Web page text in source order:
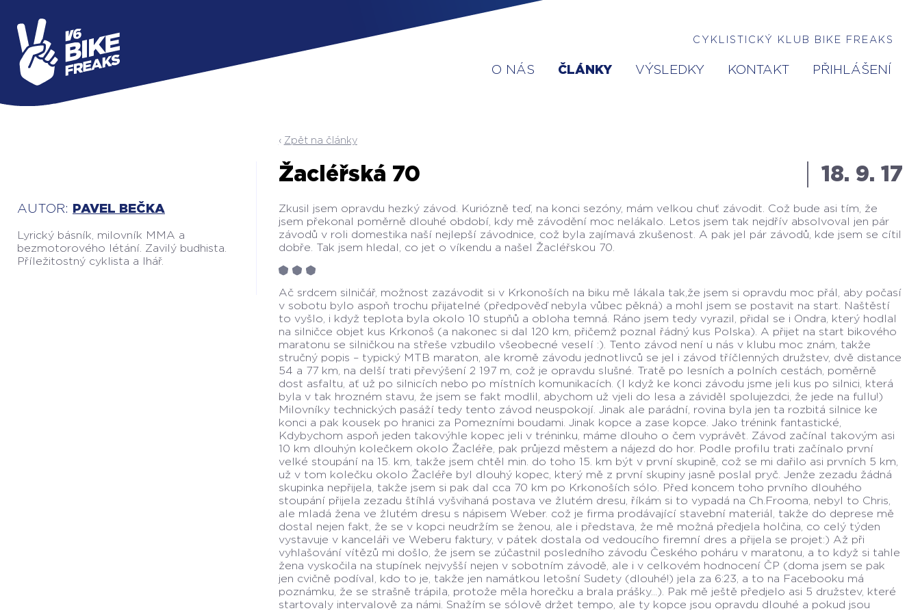
CYKLISTICKÝ KLUB BIKE FREAKS
O NÁS ČLÁNKY VÝSLEDKY KONTAKT PŘIHLÁŠENÍ
Zpět na články
18. 9. 17
Žacléřská 70
Zkusil jsem opravdu hezký závod. Kuriózně teď, na konci sezóny, mám velkou chuť závodit. Což bude asi tím, že
jsem překonal poměrně dlouhé období, kdy mě závodění moc nelákalo. Letos jsem tak nejdřív absolvoval jen pár
závodů v roli domestika naší nejlepší závodnice, což byla zajímavá zkušenost. A pak jel pár závodů, kde jsem se cítil
dobře. Tak jsem hledal, co jet o víkendu a našel Žacléřskou 70.
Ač srdcem silničář, možnost zazávodit si v Krkonoších na biku mě lákala tak,že jsem si opravdu moc přál, aby počasí
v sobotu bylo aspoň trochu přijatelné (předpověď nebyla vůbec pěkná) a mohl jsem se postavit na start. Naštěstí
to vyšlo, i když teplota byla okolo 10 stupňů a obloha temná. Ráno jsem tedy vyrazil, přidal se i Ondra, který hodlal
na silničce objet kus Krkonoš (a nakonec si dal 120 km, přičemž poznal řádný kus Polska). A přijet na start bikového
maratonu se silničkou na střeše vzbudilo všeobecné veselí :). Tento závod není u nás v klubu moc znám, takže
stručný popis – typický MTB maraton, ale kromě závodu jednotlivců se jel i závod tříčlenných družstev, dvě distance
54 a 77 km, na delší trati převýšení 2 197 m, což je opravdu slušné. Tratě po lesních a polních cestách, poměrně
dost asfaltu, ať už po silnicích nebo po místních komunikacích. (I když ke konci závodu jsme jeli kus po silnici, která
byla v tak hrozném stavu, že jsem se fakt modlil, abychom už vjeli do lesa a záviděl spolujezdci, že jede na fullu!)
Milovníky technických pasáží tedy tento závod neuspokojí. Jinak ale parádní, rovina byla jen ta rozbitá silnice ke
konci a pak kousek po hranici za Pomezními boudami. Jinak kopce a zase kopce. Jako trénink fantastické,
Kdybychom aspoň jeden takovýhle kopec jeli v tréninku, máme dlouho o čem vyprávět. Závod začínal takovým asi
10 km dlouhýn kolečkem okolo Žacléře, pak průjezd městem a nájezd do hor. Podle profilu trati začínalo první
velké stoupání na 15. km, takže jsem chtěl min. do toho 15. km být v první skupině, což se mi dařilo asi prvních 5 km,
už v tom kolečku okolo Žacléře byl dlouhý kopec, který mě z první skupiny jasně poslal pryč. Jenže zezadu žádná
skupinka nepřijela, takže jsem si pak dal cca 70 km po Krkonoších sólo. Před koncem toho prvního dlouhého
stoupání přijela zezadu štíhlá vyšvihaná postava ve žlutém dresu, říkám si to vypadá na Ch.Frooma, nebyl to Chris,
ale mladá žena ve žlutém dresu s nápisem Weber. což je firma prodávající stavební materiál, takže do deprese mě
dostal nejen fakt, že se v kopci neudržím se ženou, ale i představa, že mě možná předjela holčina, co celý týden
vystavuje v kanceláři ve Weberu faktury, v pátek dostala od vedoucího firemní dres a přijela se projet:) Až při
vyhlašování vítězů mi došlo, že jsem se zúčastnil posledního závodu Českého poháru v maratonu, a to když si tahle
žena vyskočila na stupínek nejvyšší nejen v sobotním závodě, ale i v celkovém hodnocení ČP (doma jsem se pak
jen cvičně podíval, kdo to je, takže jen namátkou letošní Sudety (dlouhé!) jela za 6:23, a to na Facebooku má
poznámku, že se strašně trápila, protože měla horečku a brala prášky...). Pak mě ještě předjelo asi 5 družstev, které
startovaly intervalově za námi. Snažím se sólově držet tempo, ale ty kopce jsou opravdu dlouhé a pokud jsou
AUTOR: PAVEL BEČKA
Lyrický básník, milovník MMA a
bezmotorového létání. Zavilý budhista.
Příležitostný cyklista a lhář.